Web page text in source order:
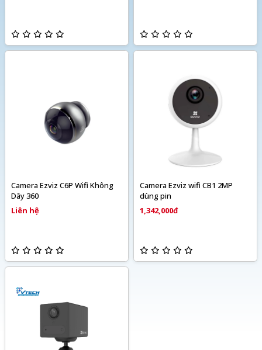
Camera Ezviz C6P Wifi Không
Dây 360
Liên hệ
Camera Ezviz wifi CB1 2MP
dùng pin
1,342,000đ